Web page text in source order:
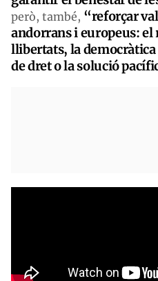
però, també, “reforçar
andorrans i europeus: el
llibertats, la
de dret o la solució